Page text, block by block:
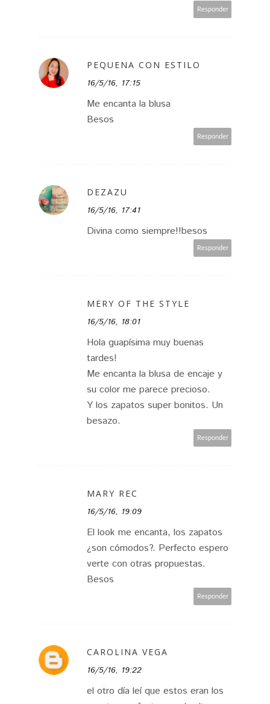
Responder
PEQUENA CON ESTILO
16/5/16, 17:15
Me encanta la blusa
Besos
Responder
DEZAZU
16/5/16, 17:41
Divina como siempre!!besos
Responder
MERY OF THE STYLE
16/5/16, 18:01
Hola guapísima muy buenas
tardes!
Me encanta la blusa de encaje y
su color me parece precioso.
Y los zapatos super bonitos. Un
besazo.
Responder
MARY REC
16/5/16, 19:09
El look me encanta, los zapatos
¿son cómodos?. Perfecto espero
verte con otras propuestas.
Besos
Responder
CAROLINA VEGA
16/5/16, 19:22
el otro día leí que estos eran los